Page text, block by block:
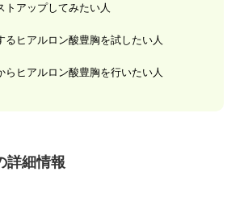
トアップしてみたい人
るヒアルロン酸豊胸を試したい人
らヒアルロン酸豊胸を行いたい人
詳細情報